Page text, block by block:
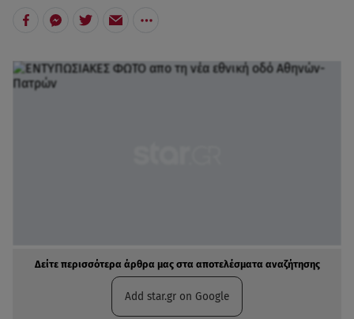
Δείτε περισσότερα άρθρα μας στα αποτελέσματα αναζήτησης
Add star.gr on Google